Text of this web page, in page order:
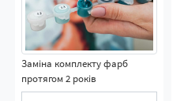
Заміна комплекту фарб
протягом 2 років